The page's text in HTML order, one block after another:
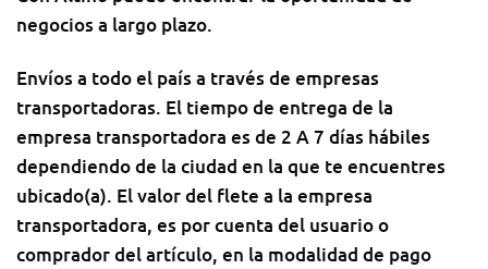
negocios a largo plazo.
Envíos a todo el país a través de empresas
transportadoras. El tiempo de entrega de la
empresa transportadora es de 2 A 7 días hábiles
dependiendo de la ciudad en la que te encuentres
ubicado(a). El valor del flete a la empresa
transportadora, es por cuenta del usuario o
comprador del artículo, en la modalidad de pago